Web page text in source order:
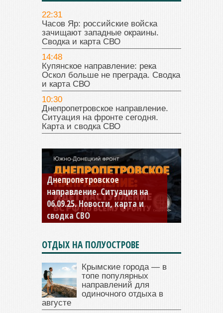
22:31
Часов Яр: российские войска
зачищают западные окраины.
Сводка и карта СВО
14:48
Купянское направление: река
Оскол больше не преграда. Сводка
и карта СВО
10:30
Днепропетровское направление.
Ситуация на фронте сегодня.
Карта и сводка СВО
Константиновское
направление. Ситуация на
04.09.25 Новости, карта и
сводка СВО
ОТДЫХ НА ПОЛУОСТРОВЕ
Крымские города — в
топе популярных
направлений для
одиночного отдыха в
августе